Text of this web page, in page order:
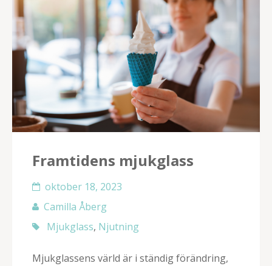
Framtidens mjukglass
oktober 18, 2023
Camilla Åberg
Mjukglass, Njutning
Mjukglassens värld är i ständig förändring,